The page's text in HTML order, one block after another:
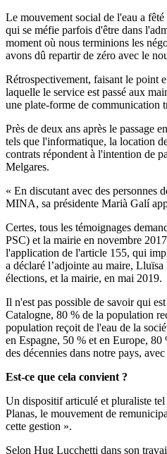
Le mouvement social de l'eau a
qui se méfie parfois d'être dans
moment où nous terminions les
avons dû repartir de zéro avec le
Rétrospectivement, faisant le point
laquelle le service est passé aux
une plate-forme de communication
Près de deux ans après le passage
tels que l'informatique, la location
contrats répondent à l'intention de
Melgares.
« En discutant avec des
MINA, sa présidente Marià Galí
Certes, tous les témoignages
PSC) et la mairie en novembre
l'application de l'article 155, qui
a déclaré l’adjointe au maire,
élections, et la mairie, en mai 2019.
Il n'est pas possible de savoir qui
Catalogne, 80 % de la population
population reçoit de l'eau de la
en Espagne, 50 % et en Europe,
des décennies dans notre pays,
Est-ce que cela convient ?
Un dispositif articulé et pluraliste
Planas, le mouvement de
cette gestion ».
Selon Hug Lucchetti dans son